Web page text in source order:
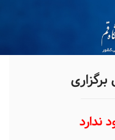
ندارد